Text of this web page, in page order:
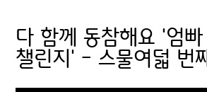
다 함께 동참해요 '엄
챌린지' - 스물여덟 번